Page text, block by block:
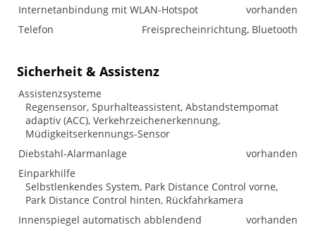
Internetanbindung mit WLAN-Hotspot
vorhanden
Telefon
Freisprecheinrichtung, Bluetooth
Sicherheit & Assistenz
Assistenzsysteme
Regensensor, Spurhalteassistent, Abstandstempomat
adaptiv (ACC), Verkehrzeichenerkennung,
Müdigkeitserkennungs-Sensor
Diebstahl-Alarmanlage
vorhanden
Einparkhilfe
Selbstlenkendes System, Park Distance Control vorne,
Park Distance Control hinten, Rückfahrkamera
Innenspiegel automatisch abblendend
vorhanden